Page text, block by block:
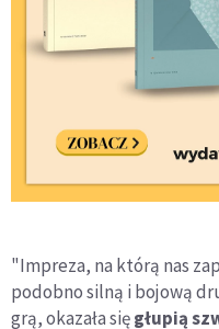
"Impreza, na którą nas
podobno silną i bojową
grą, okazała sięgłupią